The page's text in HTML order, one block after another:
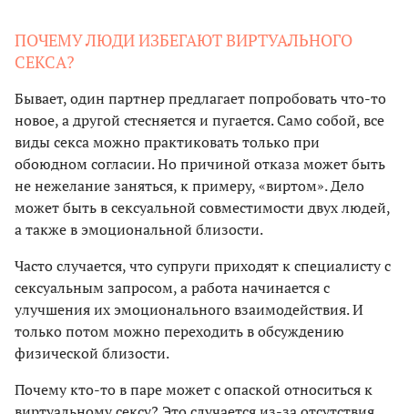
ПОЧЕМУ ЛЮДИ ИЗБЕГАЮТ ВИРТУАЛЬНОГО
СЕКСА?
Бывает, один партнер предлагает попробовать что-то
новое, а другой стесняется и пугается. Само собой, все
виды секса можно практиковать только при
обоюдном согласии. Но причиной отказа может быть
не нежелание заняться, к примеру, «виртом». Дело
может быть в сексуальной совместимости двух людей,
а также в эмоциональной близости.
Часто случается, что супруги приходят к специалисту с
сексуальным запросом, а работа начинается с
улучшения их эмоционального взаимодействия. И
только потом можно переходить в обсуждению
физической близости.
Почему кто-то в паре может с опаской относиться к